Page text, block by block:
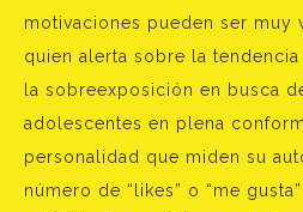
motivaciones pueden ser muy
quien alerta sobre la
la sobreexposición en busca
adolescentes en plena
personalidad que miden su
número de “likes” o “me